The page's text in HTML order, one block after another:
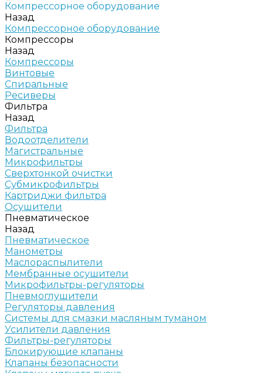
Компрессорное оборудование
Назад
Компрессорное оборудование
Компрессоры
Назад
Компрессоры
Винтовые
Спиральные
Ресиверы
Фильтра
Назад
Фильтра
Водоотделители
Магистральные
Микрофильтры
Сверхтонкой очистки
Субмикрофильтры
Картриджи фильтра
Осушители
Пневматическое
Назад
Пневматическое
Манометры
Маслораспылители
Мембранные осушители
Микрофильтры-регуляторы
Пневмоглушители
Регуляторы давления
Системы для смазки масляным туманом
Усилители давления
Фильтры-регуляторы
Блокирующие клапаны
Клапаны безопасности